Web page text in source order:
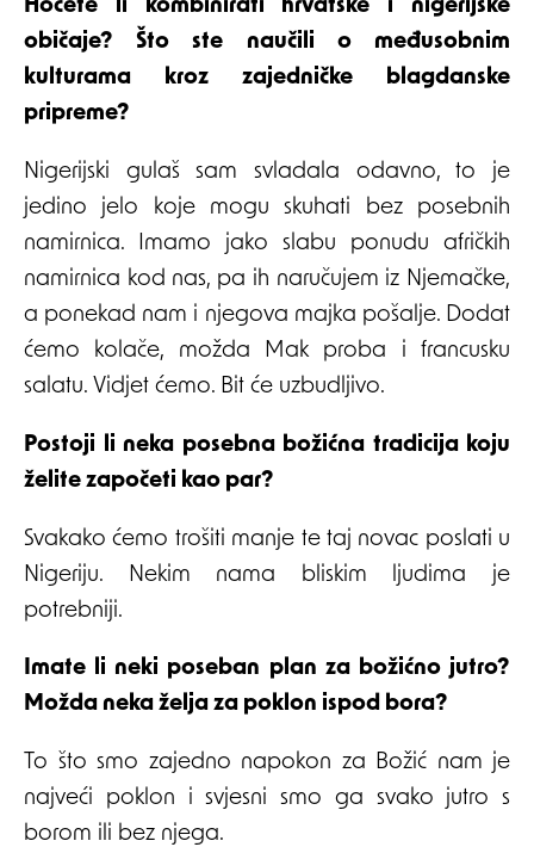
Hoćete li kombinirati hrvatske i nigerijske
običaje? Što ste naučili o međusobnim
kulturama kroz zajedničke blagdanske
pripreme?
Nigerijski gulaš sam svladala odavno, to je
jedino jelo koje mogu skuhati bez posebnih
namirnica. Imamo jako slabu ponudu afričkih
namirnica kod nas, pa ih naručujem iz Njemačke,
a ponekad nam i njegova majka pošalje. Dodat
ćemo kolače, možda Mak proba i francusku
salatu. Vidjet ćemo. Bit će uzbudljivo.
Postoji li neka posebna božićna tradicija koju
želite započeti kao par?
Svakako ćemo trošiti manje te taj novac poslati u
Nigeriju. Nekim nama bliskim ljudima je
potrebniji.
Imate li neki poseban plan za božićno jutro?
Možda neka želja za poklon ispod bora?
To što smo zajedno napokon za Božić nam je
najveći poklon i svjesni smo ga svako jutro s
borom ili bez njega.